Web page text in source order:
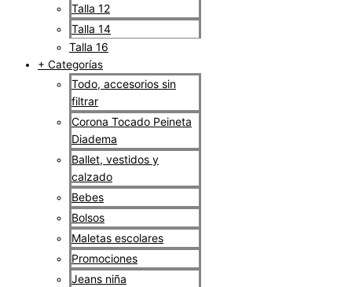
Talla 12
Talla 14
Talla 16
+ Categorías
Todo, accesorios sin
filtrar
Corona Tocado Peineta
Diadema
Ballet, vestidos y
calzado
Bebes
Bolsos
Maletas escolares
Promociones
Jeans niña